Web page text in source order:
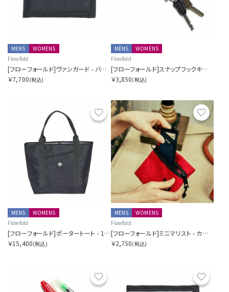
MENS
WOMENS
Flowfold
[フローフォールド]ヴァンガード - バイフォールドウォレット
￥7,700(税込)
MENS
WOMENS
Flowfold
[フローフォールド]スナップフックキーチェーン
￥3,850(税込)
お気に入り
MENS
WOMENS
Flowfold
[フローフォールド]ポータートート - 16L
￥15,400(税込)
お気
MENS
WOMENS
Flowfold
[フローフォールド]ミニマリスト - カードホルダーウォレット
￥2,750(税込)
お気に入り